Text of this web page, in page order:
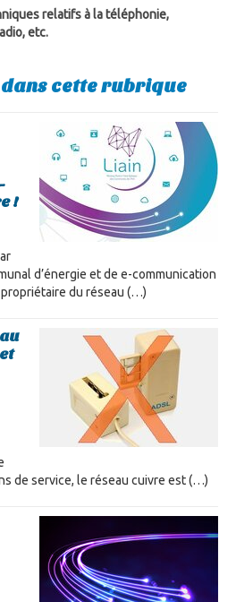
relatifs à la téléphonie,
etc.
cette rubrique
!
d’énergie et de e-communication
propriétaire du réseau (…)
de service, le réseau cuivre est (…)